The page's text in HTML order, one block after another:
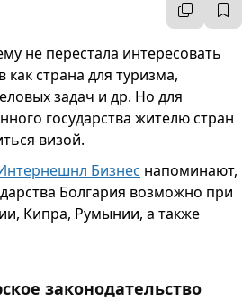
не перестала интересовать
как страна для туризма,
задач и др. Но для
государства жителю стран
визой.
Бизнес напоминают,
Болгария возможно при
Кипра, Румынии, а также
законодательство